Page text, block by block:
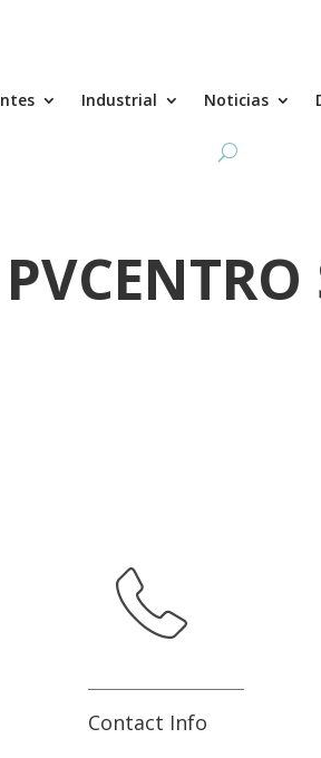
Industrial Noticias
Contact Info